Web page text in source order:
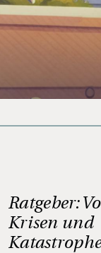
Ratgeber:
Krisen und